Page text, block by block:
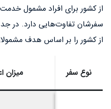
از کشور برای افراد مشمول
سفرشان تفاوت‌هایی دارد. در
از کشور را بر اساس هدف
نوع سفر میزان